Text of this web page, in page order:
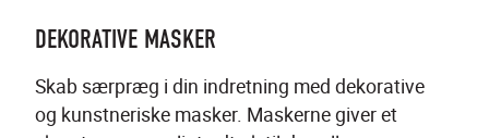
DEKORATIVE MASKER
Skab særpræg i din indretning med dekorative
og kunstneriske masker. Maskerne giver et